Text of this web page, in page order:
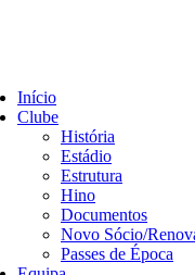
Início
Clube
História
Estádio
Estrutura
Hino
Documentos
Novo Sócio/
Passes de Época